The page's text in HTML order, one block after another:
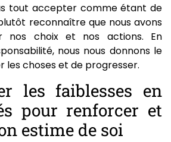
tout accepter comme étant de
reconnaître que nous avons
nos choix et nos actions. En
nous nous donnons le
les choses et de progresser.
les faiblesses en
pour renforcer et
estime de soi